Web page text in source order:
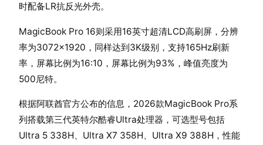
时配备LR抗反光外壳。
MagicBook Pro 16则采用16英寸超清LCD高刷屏，分辨
率为3072×1920，同样达到3K级别，支持165Hz刷新
率，屏幕比例为16:10，屏幕比例为93%，峰值亮度为
500尼特。
根据阿联酋官方公布的信息，2026款MagicBook Pro系
列搭载第三代英特尔酷睿Ultra处理器，可选型号包括
Ultra 5 338H、Ultra X7 358H、Ultra X9 388H，性能